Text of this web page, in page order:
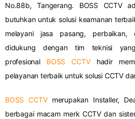
No.88b, Tangerang. BOSS CCTV
butuhkan untuk solusi keamanan
melayani jasa pasang, perbaikan,
didukung dengan tim teknisi
profesional BOSS CCTVhadir
pelayanan terbaik untuk solusi CCTV
BOSS CCTVmerupakan Installer,
berbagai macam merk CCTV dan